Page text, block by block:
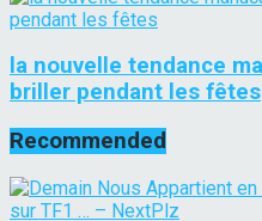
la nouvelle tendance
briller pendant les fêtes
Recommended